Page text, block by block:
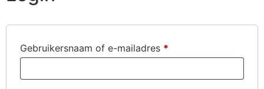
Gebruikersnaam of e-mailadres *